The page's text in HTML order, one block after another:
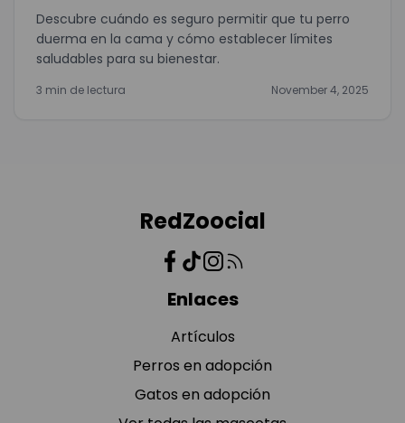
Descubre cuándo es seguro permitir que tu perro
duerma en la cama y cómo establecer límites
saludables para su bienestar.
3 min de lectura November 4, 2025
RedZoocial
Enlaces
Artículos
Perros en adopción
Gatos en adopción